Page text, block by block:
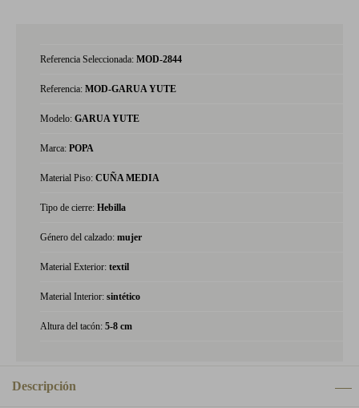
Referencia Seleccionada: MOD-2844
Referencia: MOD-GARUA YUTE
Modelo: GARUA YUTE
Marca: POPA
Material Piso: CUÑA MEDIA
Tipo de cierre: Hebilla
Género del calzado: mujer
Material Exterior: textil
Material Interior: sintético
Altura del tacón: 5-8 cm
Descripción